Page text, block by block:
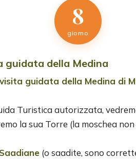
8
giorno
guidata della Medina
visita guidata della Medina di
Turistica autorizzata,
la sua Torre (la moschea
(o saadite, sono